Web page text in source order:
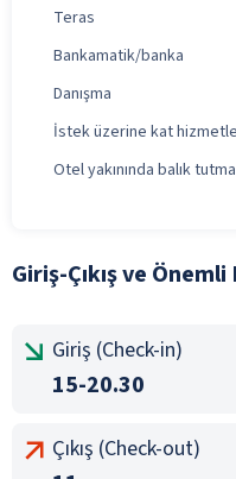
Teras
Bankamatik/banka
Danışma
İstek üzerine kat
Otel yakınında balık
Giriş-Çıkış ve
Giriş (Check-in)
15-20.30
Çıkış (Check-out)